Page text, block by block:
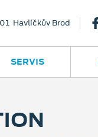
Havlíčkův Brod
SERVIS